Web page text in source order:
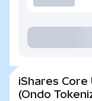
iShares
(Ondo